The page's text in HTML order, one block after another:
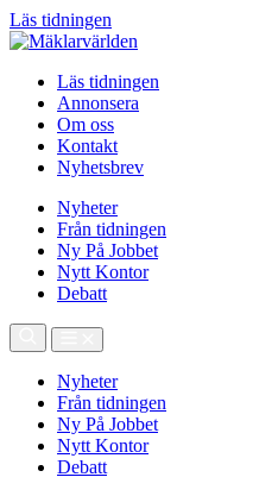
Läs tidningen
Läs tidningen
Annonsera
Om oss
Kontakt
Nyhetsbrev
Nyheter
Från tidningen
Ny På Jobbet
Nytt Kontor
Debatt
Nyheter
Från tidningen
Ny På Jobbet
Nytt Kontor
Debatt